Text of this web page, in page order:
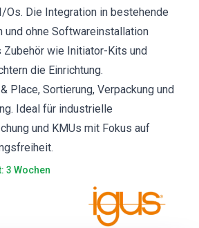
Die Integration in bestehende
ohne Softwareinstallation
Zubehör wie Initiator-Kits und
die Einrichtung.
Place, Sortierung, Verpackung und
Ideal für industrielle
und KMUs mit Fokus auf
3 Wochen